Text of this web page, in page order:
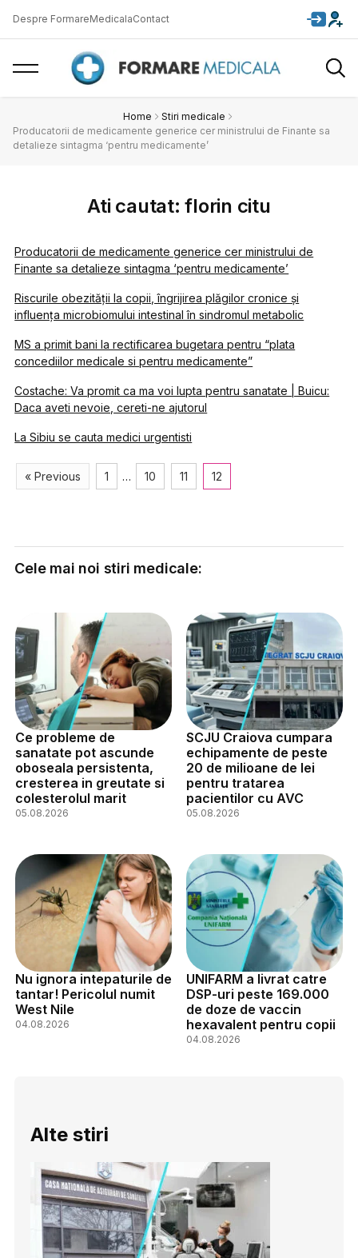
Despre FormareMedicalaContact
Home
Stiri medicale
Producatorii de medicamente generice cer ministrului de Finante sa
detalieze sintagma ‘pentru medicamente’
Ati cautat: florin citu
Producatorii de medicamente generice cer ministrului de
Finante sa detalieze sintagma ‘pentru medicamente’
Riscurile obezității la copii, îngrijirea plăgilor cronice și
influența microbiomului intestinal în sindromul metabolic
MS a primit bani la rectificarea bugetara pentru “plata
concediilor medicale si pentru medicamente”
Costache: Va promit ca ma voi lupta pentru sanatate | Buicu:
Daca aveti nevoie, cereti-ne ajutorul
La Sibiu se cauta medici urgentisti
« Previous 1 … 10 11 12
Cele mai noi stiri medicale:
Ce probleme de
sanatate pot ascunde
oboseala persistenta,
cresterea in greutate si
colesterolul marit
05.08.2026
SCJU Craiova cumpara
echipamente de peste
20 de milioane de lei
pentru tratarea
pacientilor cu AVC
05.08.2026
Nu ignora intepaturile de
tantar! Pericolul numit
West Nile
04.08.2026
UNIFARM a livrat catre
DSP-uri peste 169.000
de doze de vaccin
hexavalent pentru copii
04.08.2026
Alte stiri